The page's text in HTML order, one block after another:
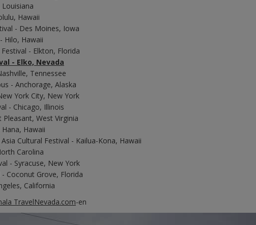
Hawaii
- Des Moines, Iowa
Hilo, Hawaii
- Elkton, Florida
- Elko, Nevada
Tennessee
- Anchorage, Alaska
York City, New York
- Chicago, Illinois
West Virginia
Hawaii
Cultural Festival - Kailua-Kona, Hawaii
Carolina
- Syracuse, New York
Coconut Grove, Florida
California
TravelNevada.com-en